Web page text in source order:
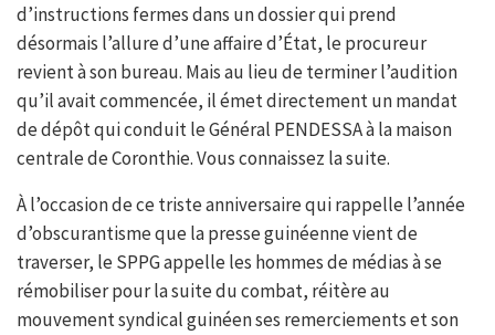
d’instructions fermes dans un dossier qui prend
désormais l’allure d’une affaire d’État, le procureur
revient à son bureau. Mais au lieu de terminer l’audition
qu’il avait commencée, il émet directement un mandat
de dépôt qui conduit le Général PENDESSA à la maison
centrale de Coronthie. Vous connaissez la suite.
À l’occasion de ce triste anniversaire qui rappelle l’année
d’obscurantisme que la presse guinéenne vient de
traverser, le SPPG appelle les hommes de médias à se
rémobiliser pour la suite du combat, réitère au
mouvement syndical guinéen ses remerciements et son